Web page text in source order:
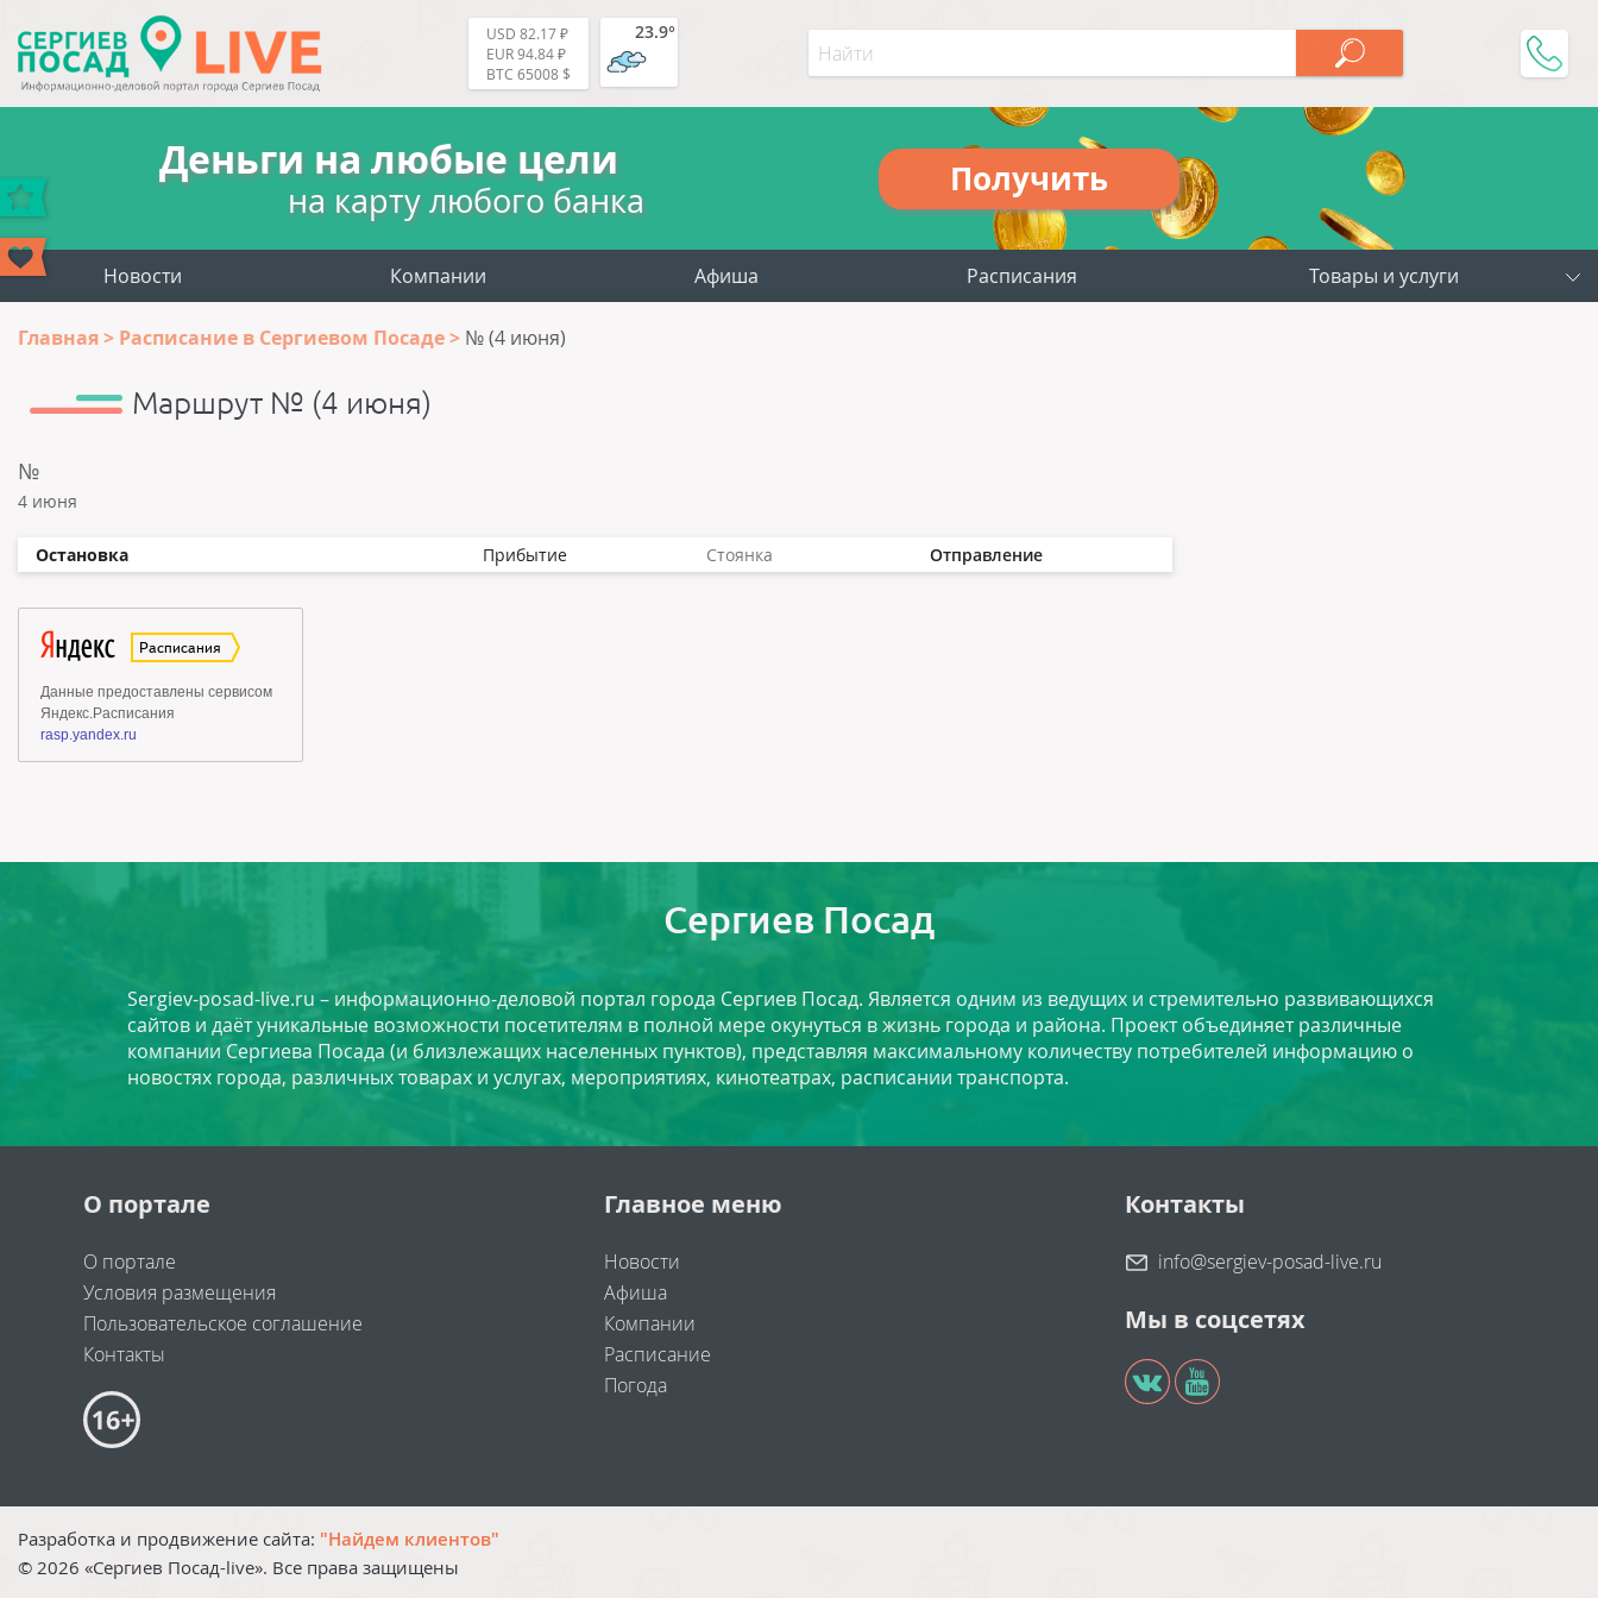
USD 82.17 ₽
EUR 94.84 ₽
BTC 65008 $
23.9°
Деньги на любые цели
на карту любого банка
Получить
Новости Компании Афиша Расписания Товары и услуги
Главная Расписание в Сергиевом Посаде № (4 июня)
Маршрут № (4 июня)
№
4 июня
Остановка Прибытие Стоянка Отправление
Сергиев Посад
Sergiev-posad-live.ru – информационно-деловой портал города Сергиев Посад. Является одним из ведущих и стремительно развивающихся
сайтов и даёт уникальные возможности посетителям в полной мере окунуться в жизнь города и района. Проект объединяет различные
компании Сергиева Посада (и близлежащих населенных пунктов), представляя максимальному количеству потребителей информацию о
новостях города, различных товарах и услугах, мероприятиях, кинотеатрах, расписании транспорта.
О портале
О портале
Условия размещения
Пользовательское соглашение
Контакты
Главное меню
Новости
Афиша
Компании
Расписание
Погода
Контакты
info@sergiev-posad-live.ru
Мы в соцсетях
Разработка и продвижение сайта: "Найдем клиентов"
© 2026 «Сергиев Посад-live». Все права защищены